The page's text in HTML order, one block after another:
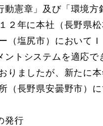
憲章」及び「環境
２年に本社（長野県
（塩尻市）において
トシステムを適応
りましたが、新たに
（長野県安曇野市）
発行